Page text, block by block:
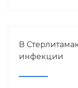
В
инфекции